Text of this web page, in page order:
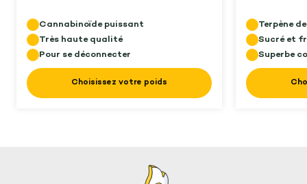
Cannabinoïde puissant
Très haute qualité
Pour se déconnecter
Choisissez votre poids
Terpène
Sucré et
Superbe